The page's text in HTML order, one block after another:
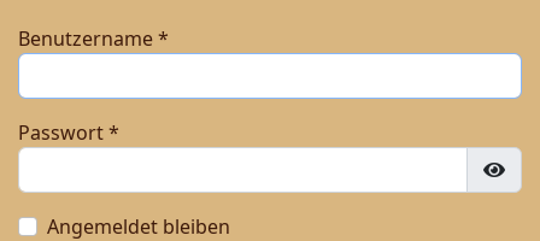
Benutzername*
Passwort*
Angemeldet bleiben